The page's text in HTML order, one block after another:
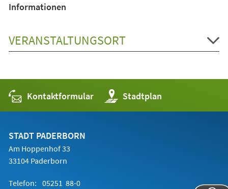
Informationen
VERANSTALTUNGSORT
Kontaktformular Stadtplan
(Öffnet
in
einem
STADT PADERBORN
Am Hoppenhof 33
33104 Paderborn
Telefon: 05251 88-0